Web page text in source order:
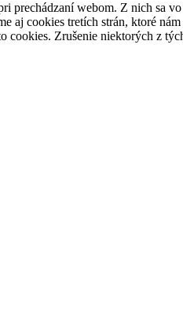
prechádzaní webom. Z nich sa
aj cookies tretích strán, ktoré
cookies. Zrušenie niektorých z